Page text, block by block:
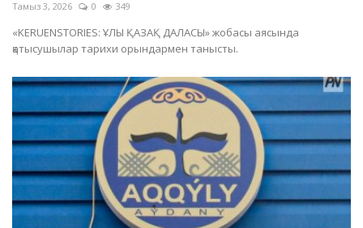
Тамыз 3, 2026 0 349
«KERUENSTORIES: ҰЛЫ ҚАЗАҚ ДАЛАСЫ» жобасы аясында
қатысушылар тарихи орындармен танысты.